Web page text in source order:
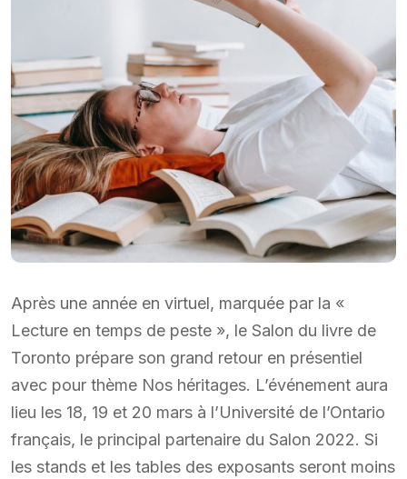
Après une année en virtuel, marquée par la «
Lecture en temps de peste », le Salon du livre de
Toronto prépare son grand retour en présentiel
avec pour thème Nos héritages. L’événement aura
lieu les 18, 19 et 20 mars à l’Université de l’Ontario
français, le principal partenaire du Salon 2022. Si
les stands et les tables des exposants seront moins